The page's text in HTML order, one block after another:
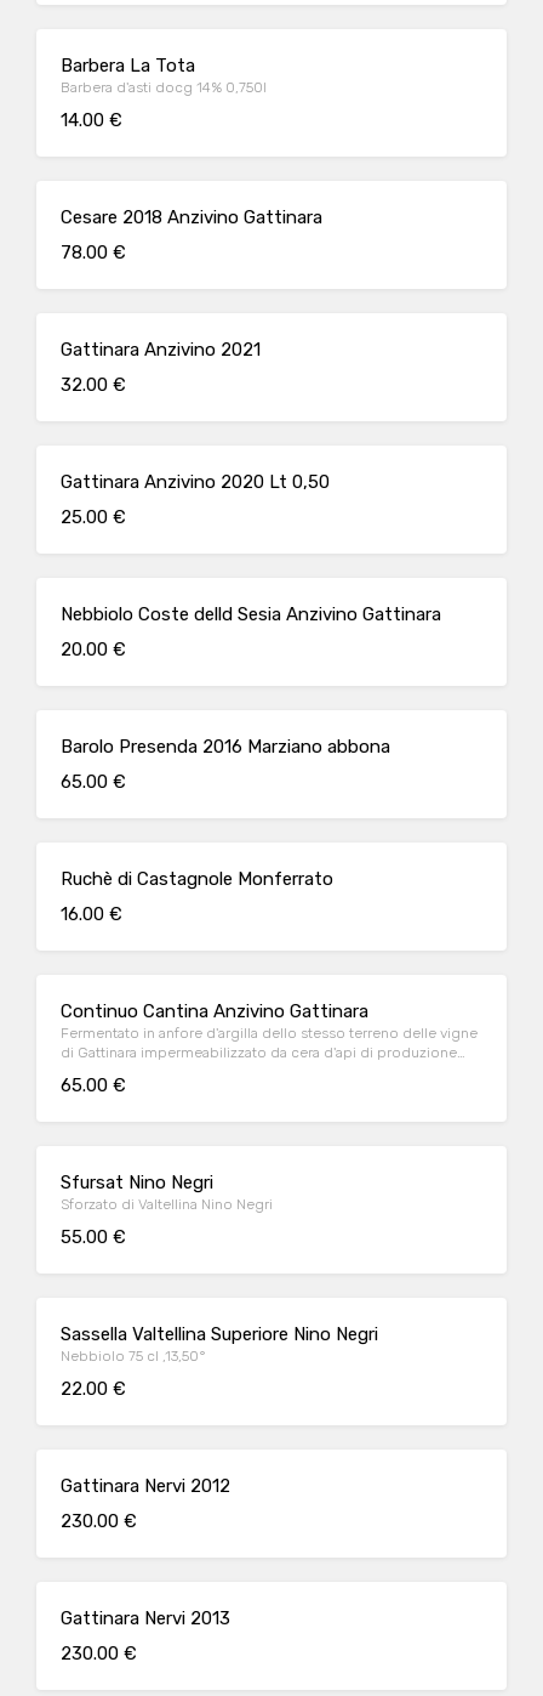
Barbera La Tota
Barbera d'asti docg 14% 0,750l
14.00 €
Cesare 2018 Anzivino Gattinara
78.00 €
Gattinara Anzivino 2021
32.00 €
Gattinara Anzivino 2020 Lt 0,50
25.00 €
Nebbiolo Coste delld Sesia Anzivino Gattinara
20.00 €
Barolo Presenda 2016 Marziano abbona
65.00 €
Ruchè di Castagnole Monferrato
16.00 €
Continuo Cantina Anzivino Gattinara
Fermentato in anfore d'argilla dello stesso terreno delle vigne
di Gattinara impermeabilizzato da cera d'api di produzione
65.00 €
Sfursat Nino Negri
Sforzato di Valtellina Nino Negri
55.00 €
Sassella Valtellina Superiore Nino Negri
Nebbiolo 75 cl ,13,50°
22.00 €
Gattinara Nervi 2012
230.00 €
Gattinara Nervi 2013
230.00 €